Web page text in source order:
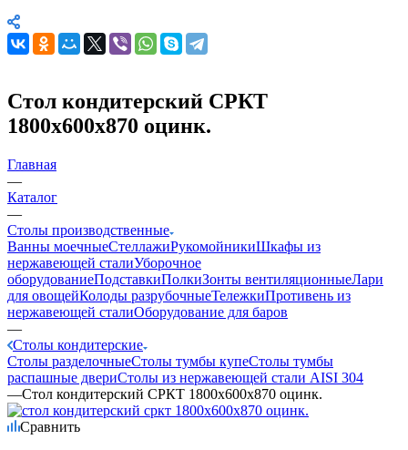
Стол кондитерский СРКТ
1800х600х870 оцинк.
Главная
—
Каталог
—
Столы производственные
Ванны моечныеСтеллажиРукомойникиШкафы из
нержавеющей сталиУборочное
оборудованиеПодставкиПолкиЗонты вентиляционныеЛари
для овощейКолоды разрубочныеТележкиПротивень из
нержавеющей сталиОборудование для баров
—
Столы кондитерские
Столы разделочныеСтолы тумбы купеСтолы тумбы
распашные двериСтолы из нержавеющей стали AISI 304
—Стол кондитерский СРКТ 1800х600х870 оцинк.
Сравнить